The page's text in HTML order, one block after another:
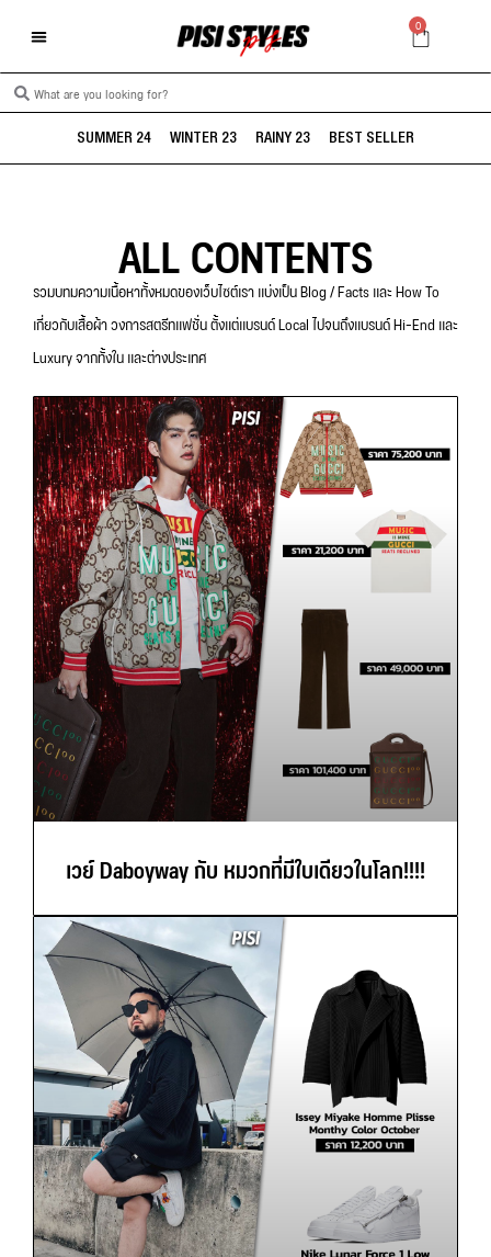
0
SUMMER 24 WINTER 23 RAINY 23 BEST SELLER
ALL CONTENTS
รวมบทมความเนื้อหาทั้งหมดของเว็บไซต์เรา แบ่งเป็น Blog / Facts และ How To
เกี่ยวกับเสื้อผ้า วงการสตรีทแฟชั่น ตั้งแต่แบรนด์ Local ไปจนถึงแบรนด์ Hi-End และ
Luxury จากทั้งใน และต่างประเทศ
เวย์ Daboyway กับ หมวกที่มีใบเดียวในโลก!!!!